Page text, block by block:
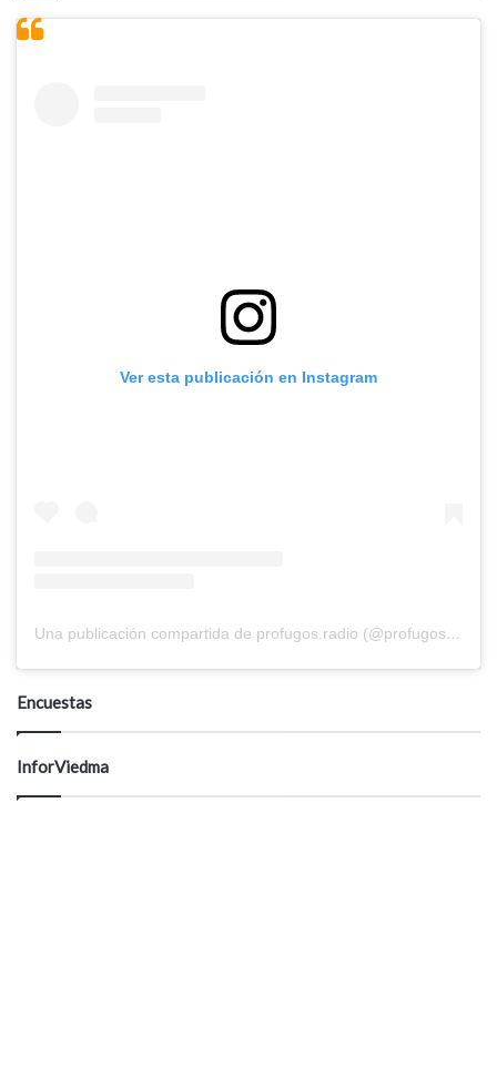
Ver esta publicación en Instagram
Una publicación compartida de profugos.radio (@profugos.radio)
Encuestas
InforViedma